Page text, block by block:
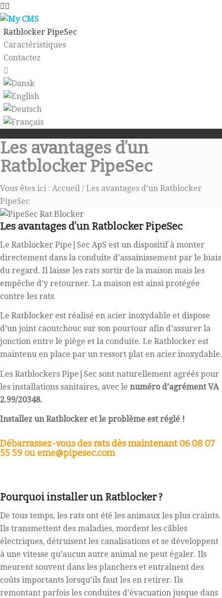
Ratblocker PipeSec
Caractéristiques
Contactez
Les avantages d’un
Ratblocker PipeSec
Vous êtes ici : Accueil / Les avantages d’un Ratblocker
PipeSec
Les avantages d’un Ratblocker PipeSec
Le Ratblocker Pipe|Sec ApS est un dispositif à monter
directement dans la conduite d’assainissement par le biais
du regard. Il laisse les rats sortir de la maison mais les
empêche d’y retourner. La maison est ainsi protégée
contre les rats.
Le Ratblocker est réalisé en acier inoxydable et dispose
d’un joint caoutchouc sur son pourtour afin d’assurer la
jonction entre le piège et la conduite. Le Ratblocker est
maintenu en place par un ressort plat en acier inoxydable.
Les Ratblockers Pipe|Sec sont naturellement agréés pour
les installations sanitaires, avec le numéro d’agrément VA
2.99/20348.
Installez un Ratblocker et le problème est réglé !
Débarrassez-vous des rats dès maintenant 06 08 07
55 59 ou eme@pipesec.com
Pourquoi installer un Ratblocker ?
De tous temps, les rats ont été les animaux les plus craints.
Ils transmettent des maladies, mordent les câbles
électriques, détruisent les canalisations et se développent
à une vitesse qu’aucun autre animal ne peut égaler. Ils
meurent souvent dans les planchers et entraînent des
coûts importants lorsqu’ils faut les en retirer. Ils
remontant parfois les conduites d’évacuation jusque dans